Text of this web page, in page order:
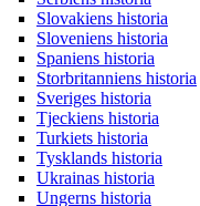
Slovakiens historia
Sloveniens historia
Spaniens historia
Storbritanniens historia
Sveriges historia
Tjeckiens historia
Turkiets historia
Tysklands historia
Ukrainas historia
Ungerns historia